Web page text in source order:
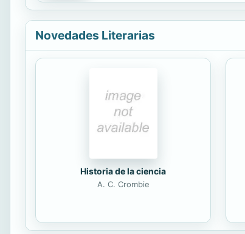
Novedades Literarias
Historia de la ciencia
A. C. Crombie